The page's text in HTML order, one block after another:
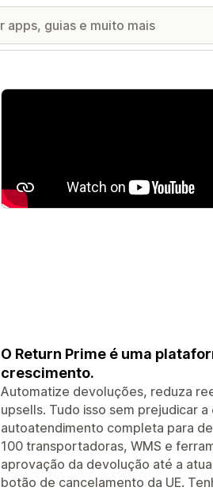
Galeria de imagens em destaque
O Return Prime é uma
crescimento.
Automatize devoluções, reduza
upsells. Tudo isso sem prejudicar
autoatendimento completa para
100 transportadoras, WMS e
aprovação da devolução até a
botão de cancelamento da UE.